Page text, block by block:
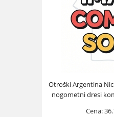
Otroški Argentina
nogometni dresi
Cena: